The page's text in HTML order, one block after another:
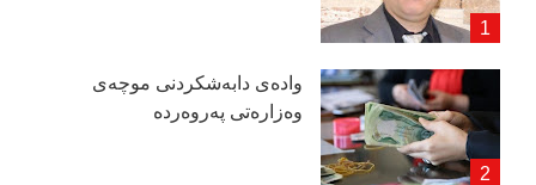
وادەی دابەشكردنی موچەی
وەزارەتی پەروەردە